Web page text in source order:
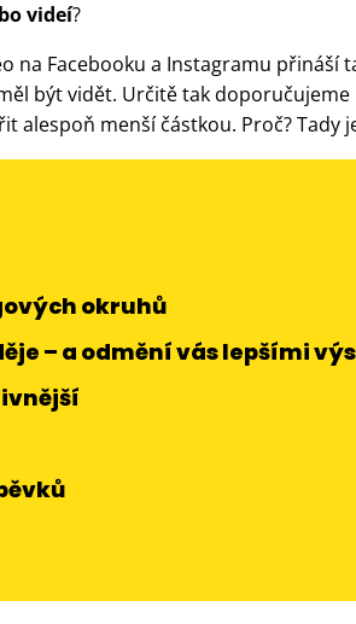
videí?
na Facebooku a Instagramu přináší
být vidět. Určitě tak
alespoň menší částkou. Proč? Tady
okruhů
– a odmění vás lepšími